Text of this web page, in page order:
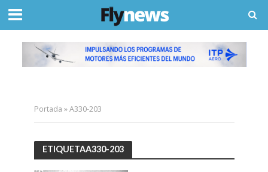
Portada »A330-203
ETIQUETAA330-203